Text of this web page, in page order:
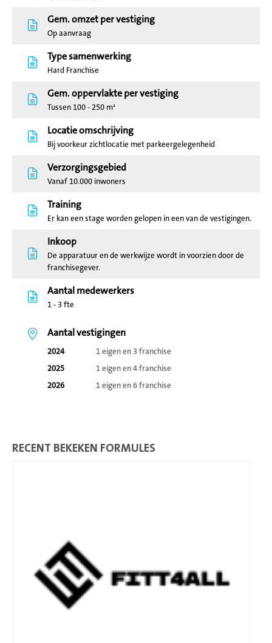
Gem. omzet per vestiging
Op aanvraag
Type samenwerking
Hard Franchise
Gem. oppervlakte per vestiging
Tussen 100 - 250 m²
Locatie omschrijving
Bij voorkeur zichtlocatie met parkeergelegenheid
Verzorgingsgebied
Vanaf 10.000 inwoners
Training
Er kan een stage worden gelopen in een van de vestigingen.
Inkoop
De apparatuur en de werkwijze wordt in voorzien door de
franchisegever.
Aantal medewerkers
1 - 3 fte
Aantal vestigingen
2024
1 eigen en 3 franchise
2025
1 eigen en 4 franchise
2026
1 eigen en 6 franchise
RECENT BEKEKEN FORMULES